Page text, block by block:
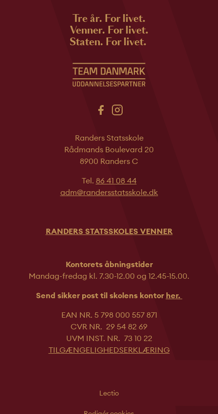
Tre år. For livet.
Venner. For livet.
Staten. For livet.
Randers Statsskole
Rådmands Boulevard 20
8900 Randers C
Tel. 86 41 08 44
adm@randersstatsskole.dk
RANDERS STATSSKOLES VENNER
Kontorets åbningstider
Mandag-fredag kl. 7.30-12.00 og 12.45-15.00.
Send sikker post til skolens kontor her.
EAN NR. 5 798 000 557 871
CVR NR. 29 54 82 69
UVM INST. NR. 73 10 22
TILGÆNGELIGHEDSERKLÆRING
Lectio